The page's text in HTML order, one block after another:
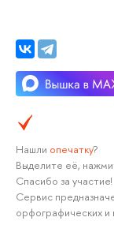
Нашли опечатку?
Выделите её,
Спасибо за участие!
Сервис
орфографических и